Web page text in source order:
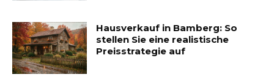
Hausverkauf in Bamberg: So
stellen Sie eine realistische
Preisstrategie auf